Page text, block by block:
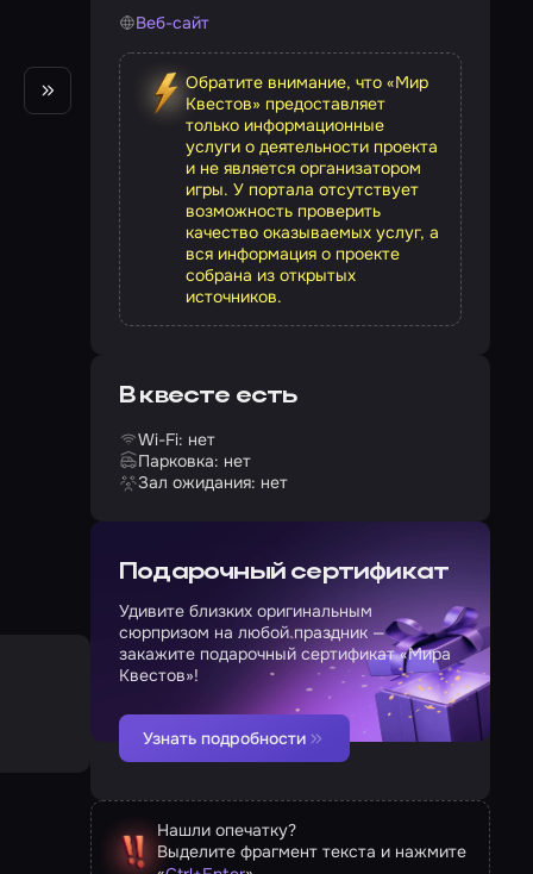
Веб-сайт
Обратите внимание, что «Мир
Квестов» предоставляет
только информационные
услуги о деятельности проекта
и не является организатором
игры. У портала отсутствует
возможность проверить
качество оказываемых услуг, а
вся информация о проекте
собрана из открытых
источников.
В квесте есть
Wi-Fi: нет
Парковка: нет
Зал ожидания: нет
Подарочный сертификат
Удивите близких оригинальным
сюрпризом на любой праздник —
закажите подарочный сертификат «Мира
Квестов»!
Узнать подробности
Нашли опечатку?
Выделите фрагмент текста и нажмите